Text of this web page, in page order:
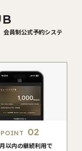
会員制公式予約システ
POINT 02
以内の継続利用で